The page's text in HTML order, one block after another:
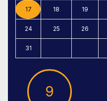
17 18 19
24 25 26
31
9